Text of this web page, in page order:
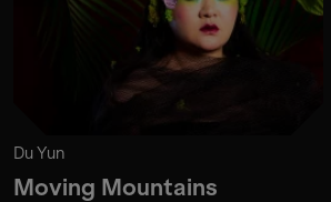
Du Yun
Moving Mountains